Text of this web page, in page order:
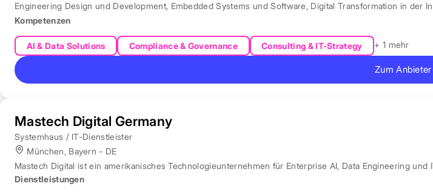
Engineering Design und Development, Embedded Systems und Software, Digital Transformation in der
Kompetenzen
AI & Data Solutions Compliance & Governance Consulting & IT-Strategy + 1 mehr
Zum Anbieter
Mastech Digital Germany
Systemhaus / IT-Dienstleister
München, Bayern - DE
Mastech Digital ist ein amerikanisches Technologieunternehmen für Enterprise AI, Data Engineering
Dienstleistungen